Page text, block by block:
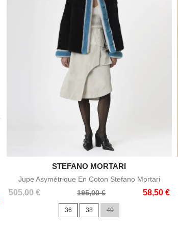
Aperçu rapide
STEFANO MORTARI
Jupe Asymétrique En Coton Stefano Mortari
505,00 €
Prix
195,00 € 58,50 €
Prix
36 38 40